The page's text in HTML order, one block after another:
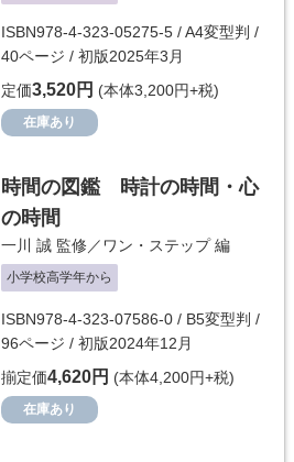
ISBN978-4-323-05275-5 / A4変型判 /
40ページ / 初版2025年3月
定価3,520円 (本体3,200円+税)
在庫あり
時間の図鑑 時計の時間・心
の時間
一川 誠 監修／ ワン・ステップ編
小学校高学年から
ISBN978-4-323-07586-0 / B5変型判 /
96ページ / 初版2024年12月
揃定価4,620円 (本体4,200円+税)
在庫あり